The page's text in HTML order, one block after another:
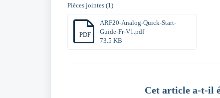
Pièces jointes (1)
PDF
ARF20-Analog-Quick-Start-
Guide-Fr-V1.pdf
73.5 KB
Cet article a-t-il